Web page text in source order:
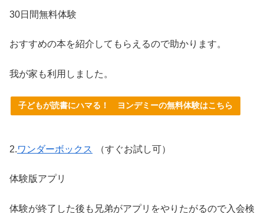
30日間無料体験
おすすめの本を紹介してもらえるので助かります。
我が家も利用しました。
子どもが読書にハマる！ ヨンデミーの無料体験はこちら
2.ワンダーボックス （すぐお試し可）
体験版アプリ
体験が終了した後も兄弟がアプリをやりたがるので入会検